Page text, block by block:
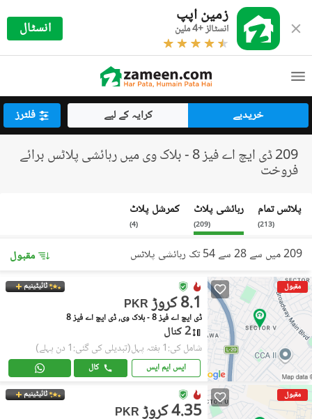
زمین اپپ
انسٹالز +4 ملین انسٹال
خریدیے کرایہ کے لیے فلٹرز
209 ڈی ایچ اے فیز 8 - بلاک وی میں رہائشی پلاٹس برائے
فروخت
پلاٹس تمام
(
213
)
رہائشی پلاٹ
(
209
)
کمرشل پلاٹ
(
4
)
209 میں سے 28 سے 54 تک رہائشی پلاٹس مقبول
مقبول ٹائیٹینیم
PKR 8.1 کروڑ
ڈی ایچ اے فیز 8 - بلاک وی, ڈی ایچ اے فیز 8
2 کنال
شامل کی:1 ہفتہ پہل (تبدیلی کی گئی:1 دن پہلے)
ایس ایم ایس کال
مقبول ٹائیٹینیم
PKR 4.35 کروڑ